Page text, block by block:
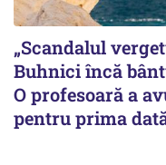
„Scandalul
Buhnici încă
O profesoară a
pentru prima